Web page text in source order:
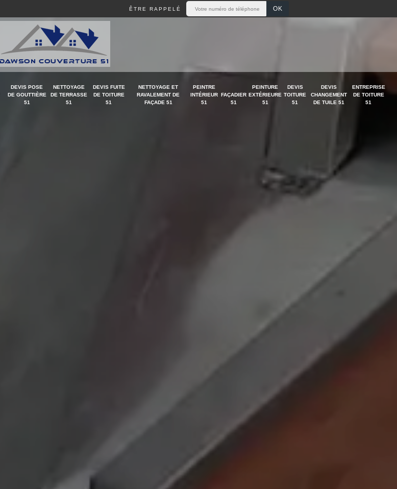
ÊTRE RAPPELÉ
DEVIS POSE
DE GOUTTIÈRE
51
NETTOYAGE
DE TERRASSE
51
DEVIS FUITE
DE TOITURE
51
NETTOYAGE ET
RAVALEMENT DE
FAÇADE 51
PEINTRE
INTÉRIEUR
51
FAÇADIER
51
PEINTURE
EXTÉRIEURE
51
DEVIS
TOITURE
51
DEVIS
CHANGEMENT
DE TUILE 51
ENTREPRISE
DE TOITURE
51